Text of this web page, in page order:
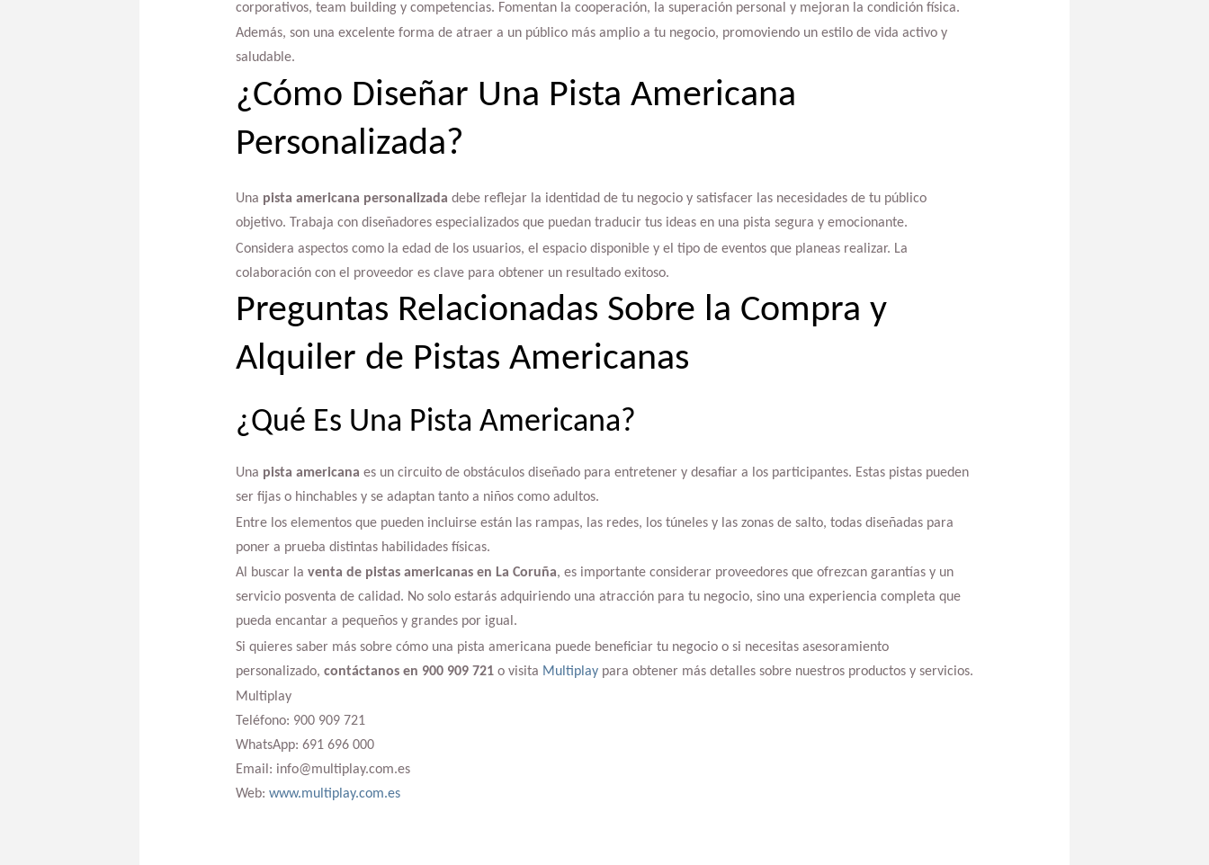
corporativos, team building y competencias. Fomentan la cooperación, la superación personal y mejoran la condición física.
Además, son una excelente forma de atraer a un público más amplio a tu negocio, promoviendo un estilo de vida activo y
saludable.
¿Cómo Diseñar Una Pista Americana
Personalizada?
Una pista americana personalizada debe reflejar la identidad de tu negocio y satisfacer las necesidades de tu público
objetivo. Trabaja con diseñadores especializados que puedan traducir tus ideas en una pista segura y emocionante.
Considera aspectos como la edad de los usuarios, el espacio disponible y el tipo de eventos que planeas realizar. La
colaboración con el proveedor es clave para obtener un resultado exitoso.
Preguntas Relacionadas Sobre la Compra y
Alquiler de Pistas Americanas
¿Qué Es Una Pista Americana?
Una pista americana es un circuito de obstáculos diseñado para entretener y desafiar a los participantes. Estas pistas pueden
ser fijas o hinchables y se adaptan tanto a niños como adultos.
Entre los elementos que pueden incluirse están las rampas, las redes, los túneles y las zonas de salto, todas diseñadas para
poner a prueba distintas habilidades físicas.
Al buscar la venta de pistas americanas en La Coruña, es importante considerar proveedores que ofrezcan garantías y un
servicio posventa de calidad. No solo estarás adquiriendo una atracción para tu negocio, sino una experiencia completa que
pueda encantar a pequeños y grandes por igual.
Si quieres saber más sobre cómo una pista americana puede beneficiar tu negocio o si necesitas asesoramiento
personalizado, contáctanos en 900 909 721o visita Multiplaypara obtener más detalles sobre nuestros productos y servicios.
Multiplay
Teléfono: 900 909 721
WhatsApp: 691 696 000
Email: info@multiplay.com.es
Web: www.multiplay.com.es